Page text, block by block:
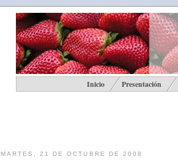
Inicio Presentación
MARTES, 21 DE OCTUBRE DE 2008